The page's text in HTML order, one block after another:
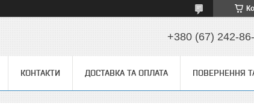
+380 (67) 242-
КОНТАКТИ ДОСТАВКА ТА ОПЛАТА ПОВЕРНЕННЯ